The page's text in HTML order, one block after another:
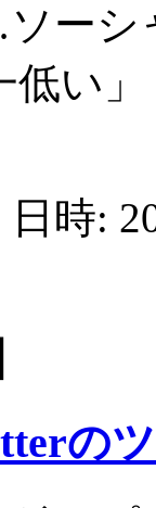
ーシ
低い
時:
の